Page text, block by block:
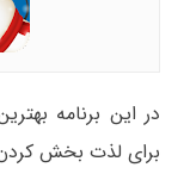
در این برنامه
برای لذت بخش